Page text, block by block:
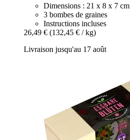
Dimensions : 21 x 8 x 7 cm
3 bombes de graines
Instructions incluses
26,49 € (132,45 € / kg)
Livraison jusqu'au 17 août